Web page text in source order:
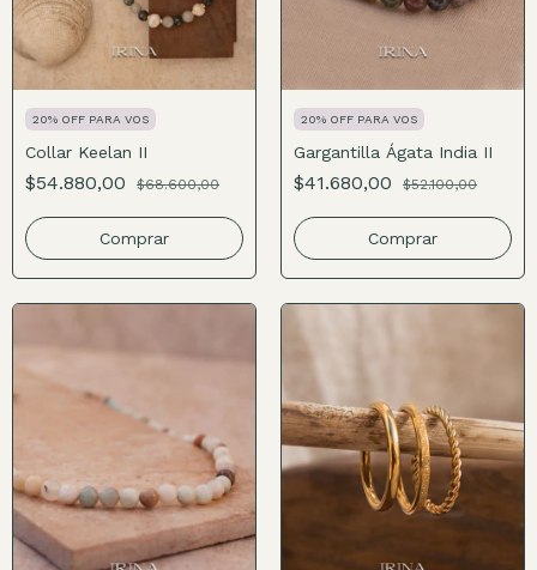
20% OFF PARA VOS
Collar Keelan II
$54.880,00 $68.600,00
Comprar
20% OFF PARA VOS
Gargantilla Ágata India II
$41.680,00 $52.100,00
Comprar